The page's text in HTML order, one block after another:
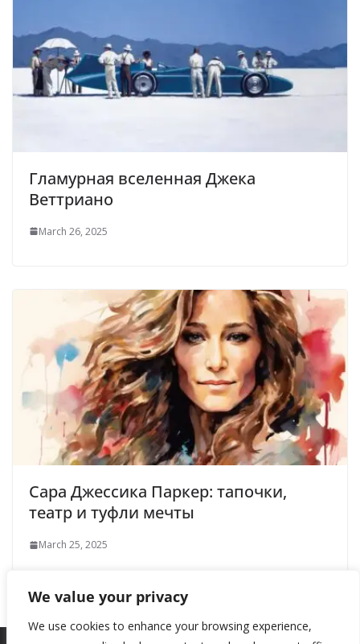
We value your privacy
We use cookies to enhance your browsing experience,
Гламурная вселенная Джека
Веттриано
March 26, 2025
Сара Джессика Паркер: тапочки,
театр и туфли мечты
March 25, 2025